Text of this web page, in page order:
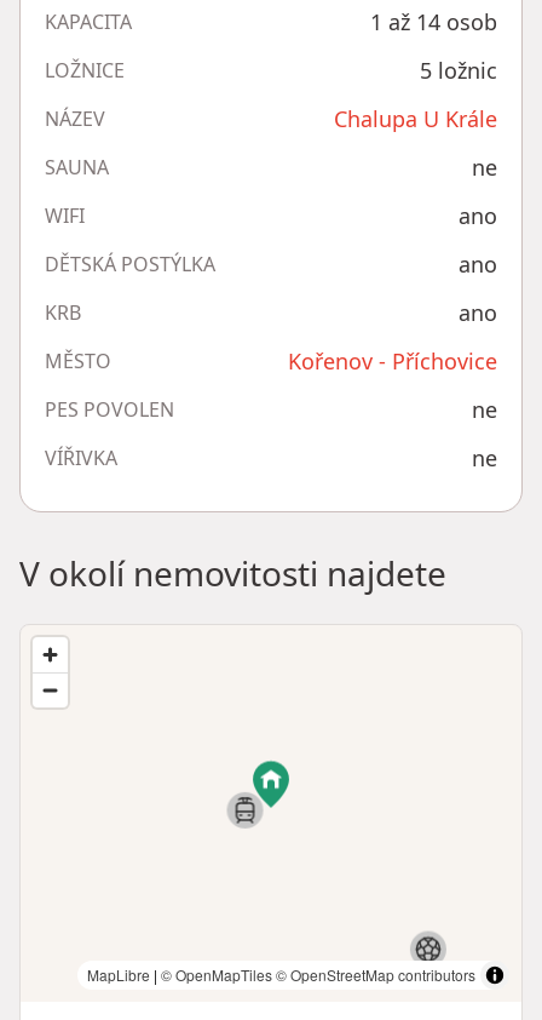
KAPACITA 1 až 14 osob
LOŽNICE 5 ložnic
NÁZEV Chalupa U Krále
SAUNA ne
WIFI ano
DĚTSKÁ POSTÝLKA ano
KRB ano
MĚSTO Kořenov - Příchovice
PES POVOLEN ne
VÍŘIVKA ne
V okolí nemovitosti najdete
MapLibre | © OpenMapTiles© OpenStreetMap contributors